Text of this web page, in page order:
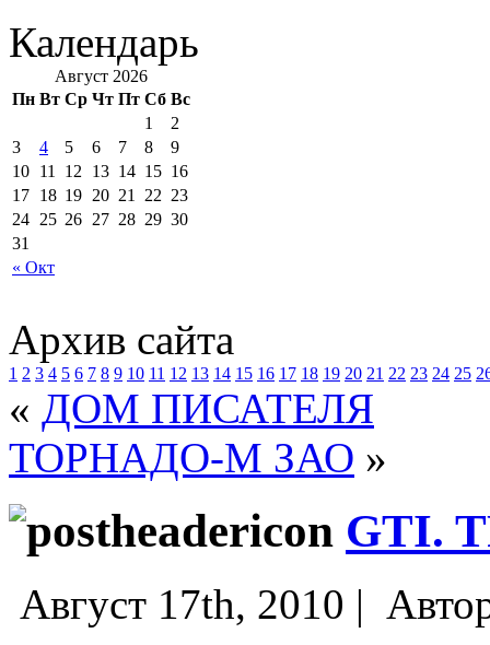
Календарь
Август 2026
Пн Вт Ср Чт Пт Сб Вс
« Окт
1
2
3
4 5 6 7 8
9
10 11 12 13 14 15 16
17 18 19 20 21 22 23
24 25 26 27 28 29 30
31
Архив сайта
1 2 3 4 5 6 7 8 9 10 11 12 13 14 15 16 17 18 19 20 21 22 23 24 25
« ДОМ ПИСАТЕЛЯ
ТОРНАДО-М ЗАО »
GTI.
Август 17th, 2010 |